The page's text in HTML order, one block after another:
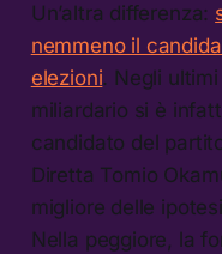
Un’altra differenza:
nemmeno il
elezioni. Negli
miliardario si è
candidato del
Diretta Tomio
migliore delle
Nella peggiore, la